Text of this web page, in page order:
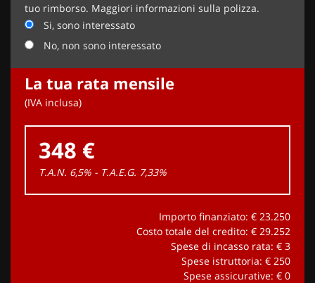
tuo rimborso. Maggiori informazioni sulla polizza.
Si, sono interessato
No, non sono interessato
La tua rata mensile
(IVA inclusa)
348 €
T.A.N. 6,5% - T.A.E.G. 7,33%
Importo finanziato: € 23.250
Costo totale del credito: € 29.252
Spese di incasso rata: € 3
Spese istruttoria: € 250
Spese assicurative: € 0